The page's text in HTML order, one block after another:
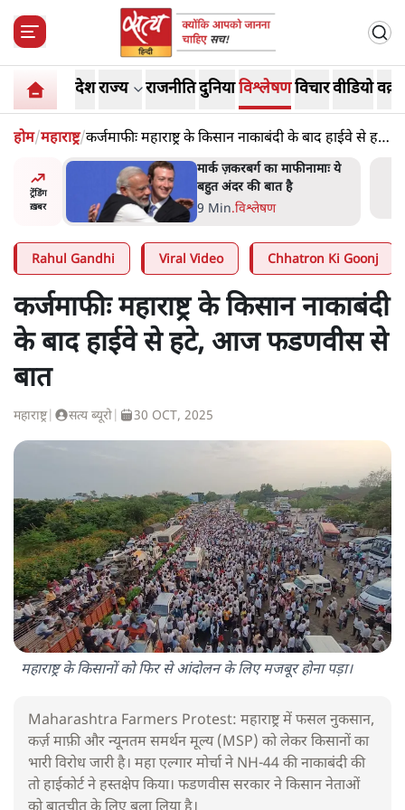
देशराज्य राजनीतिदुनियाविश्लेषणविचारवीडियो
होम/महाराष्ट्र/कर्जमाफीः महाराष्ट्र के किसान नाकाबंदी के बाद हाईवे से हटे,
आज फडणवीस से बात
ट्रेंडिंग
ख़बर
भागवत
मार्क ज़करबर्ग का माफीनामाः ये
बहुत अंदर की बात है
9 Min.विश्लेषण
Rahul Gandhi Viral Video Chhatron Ki Goonj
कर्जमाफीः महाराष्ट्र के किसान नाकाबंदी
के बाद हाईवे से हटे, आज फडणवीस से
बात
महाराष्ट्र| सत्य ब्यूरो 30 OCT, 2025
महाराष्ट्र के किसानों को फिर से आंदोलन के लिए मजबूर होना पड़ा।
Maharashtra Farmers Protest: महाराष्ट्र में फसल नुकसान,
कर्ज़ माफ़ी और न्यूनतम समर्थन मूल्य (MSP) को लेकर किसानों का
भारी विरोध जारी है। महा एल्गार मोर्चा ने NH-44 की नाकाबंदी की
तो हाईकोर्ट ने हस्तक्षेप किया। फडणवीस सरकार ने किसान नेताओं